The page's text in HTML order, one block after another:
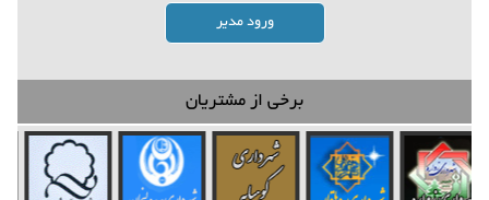
ورود مدیر
برخی از مشتریان